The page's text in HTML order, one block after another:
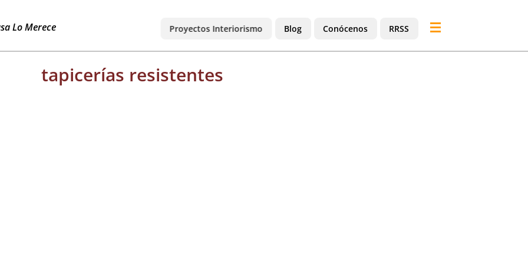
Lo Merece Proyectos Interiorismo Blog Conócenos RRSS
tapicerías resistentes